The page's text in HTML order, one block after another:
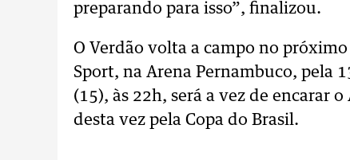
preparando para isso”, finalizou.
O Verdão volta a campo no
Sport, na Arena Pernambuco, pela
(15), às 22h, será a vez de encarar
desta vez pela Copa do Brasil.